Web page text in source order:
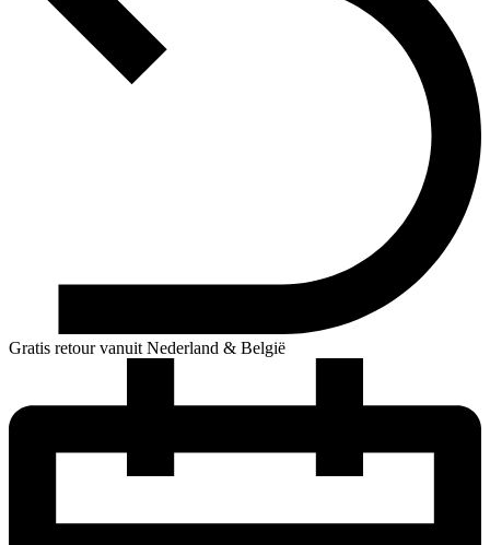
Gratis retour vanuit Nederland & België